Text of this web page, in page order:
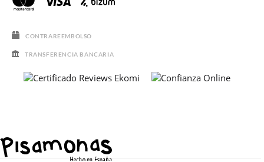
CONTRAREEMBOLSO
TRANSFERENCIA BANCARIA